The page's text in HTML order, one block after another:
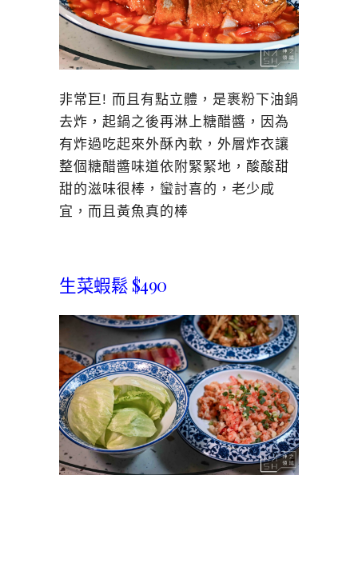
非常巨! 而且有點立體，是裹粉下油鍋
去炸，起鍋之後再淋上糖醋醬，因為
有炸過吃起來外酥內軟，外層炸衣讓
整個糖醋醬味道依附緊緊地，酸酸甜
甜的滋味很棒，蠻討喜的，老少咸
宜，而且黃魚真的棒
生菜蝦鬆 $490